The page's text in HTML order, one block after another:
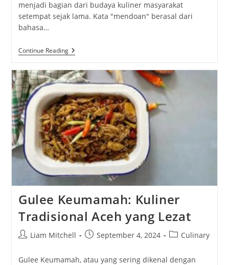
menjadi bagian dari budaya kuliner masyarakat
setempat sejak lama. Kata "mendoan" berasal dari
bahasa…
Continue ReadingTempe
Mendoan
Cita
Rasa
Gurih
Dari
Tanah
Jawa
Gulee Keumamah: Kuliner
Tradisional Aceh yang Lezat
PostLiam Mitchell
PostSeptember 4, 2024
PostCulinary
Gulee Keumamah, atau yang sering dikenal dengan